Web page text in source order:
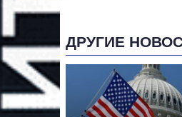
ДРУГИЕ